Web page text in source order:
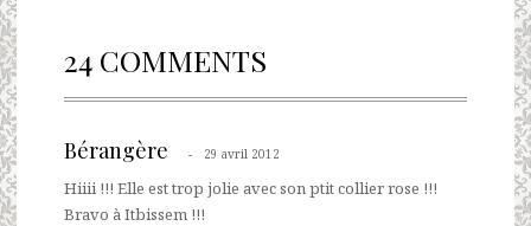
24 COMMENTS
Bérangère 29 avril 2012
Hiiii !!! Elle est trop jolie avec son ptit collier rose !!!
Bravo à Itbissem !!!